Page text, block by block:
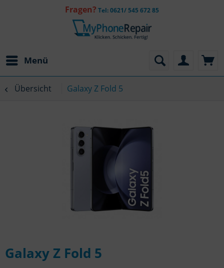
Fragen? Tel: 0621/ 545 672 85
Menü
Übersicht Galaxy Z Fold 5
Galaxy Z Fold 5